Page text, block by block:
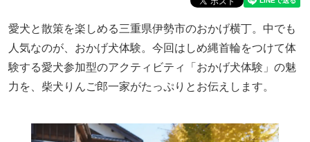
愛犬と散策を楽しめる三重県伊勢市のおかげ横丁。中でも
人気なのが、おかげ犬体験。今回はしめ縄首輪をつけて体
験する愛犬参加型のアクティビティ「おかげ犬体験」の魅
力を、柴犬りんご郎一家がたっぷりとお伝えします。